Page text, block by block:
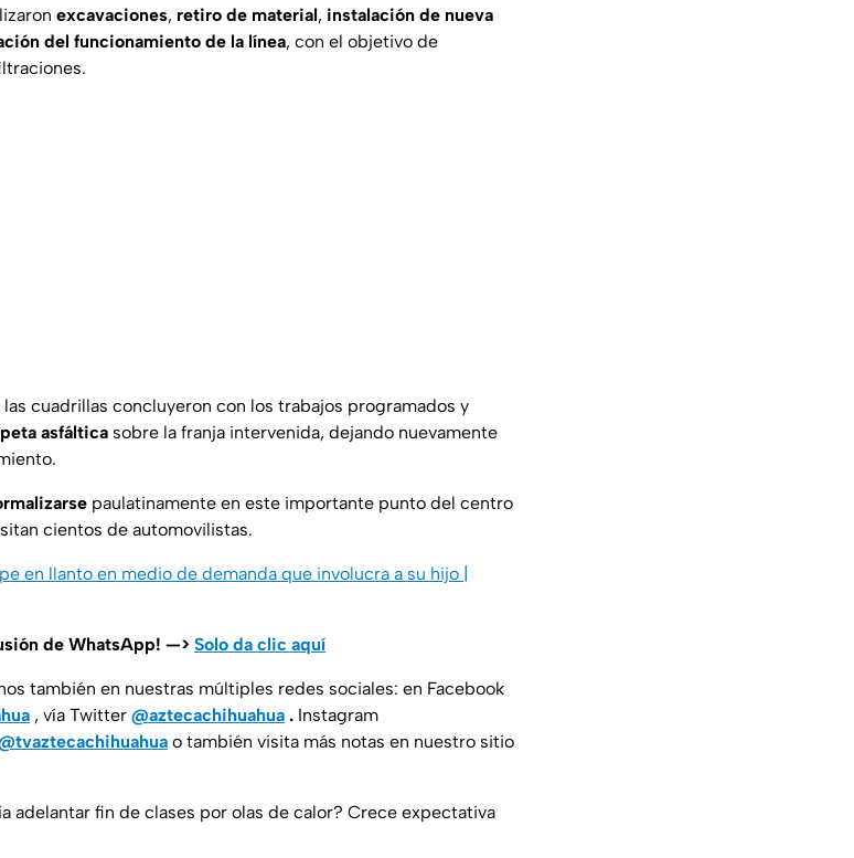
excavaciones, retiro de material, instalación de nueva
del funcionamiento de la línea, con el objetivo de
las cuadrillas concluyeron con los trabajos programados y
asfáltica sobre la franja intervenida, dejando nuevamente
paulatinamente en este importante punto del centro
cientos de automovilistas.
en llanto en medio de demanda que involucra a su hijo |
de WhatsApp! —> Solo da clic aquí
también en nuestras múltiples redes sociales: en Facebook
, vía Twitter @aztecachihuahua . Instagram
o también visita más notas en nuestro sitio
adelantar fin de clases por olas de calor? Crece expectativa